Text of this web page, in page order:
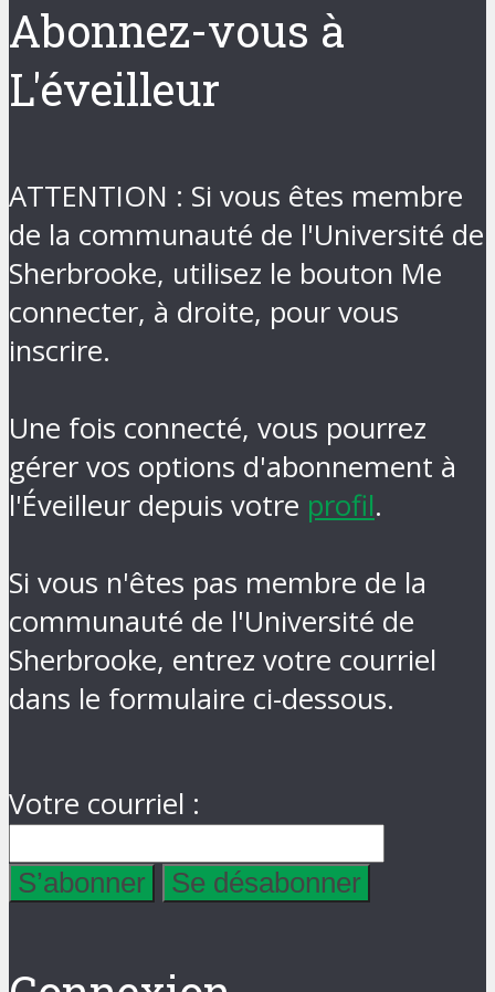
Abonnez-vous à
L'éveilleur
ATTENTION : Si vous êtes membre
de la communauté de l'Université de
Sherbrooke, utilisez le bouton Me
connecter, à droite, pour vous
inscrire.
Une fois connecté, vous pourrez
gérer vos options d'abonnement à
l'Éveilleur depuis votre profil.
Si vous n'êtes pas membre de la
communauté de l'Université de
Sherbrooke, entrez votre courriel
dans le formulaire ci-dessous.
Votre courriel :